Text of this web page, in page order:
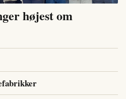
højest om